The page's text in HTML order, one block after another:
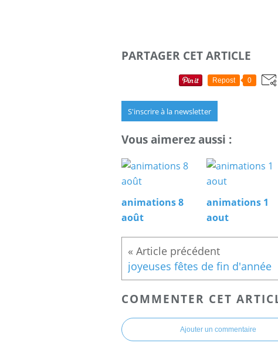
PARTAGER CET ARTICLE
Repost 0
S'inscrire à la newsletter
Vous aimerez aussi :
animations 8
août
animations 1
aout
joyeuses fêtes de fin d'année
COMMENTER CET
Ajouter un commentaire